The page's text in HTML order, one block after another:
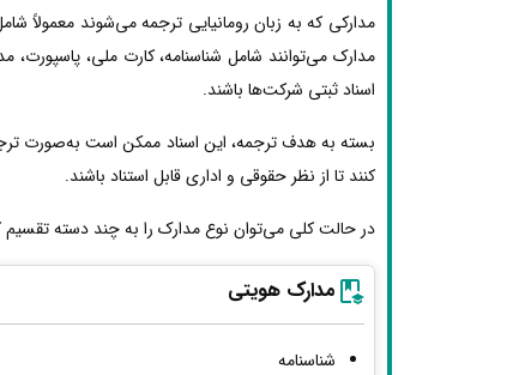
مدارکی که به زبان رومانیایی ترجمه می‌شوند معمولاً
مدارک می‌توانند شامل شناسنامه، کارت ملی، پاسپورت،
اسناد ثبتی شرکت‌ها باشند.
بسته به هدف ترجمه، این اسناد ممکن است به‌صورت
کنند تا از نظر حقوقی و اداری قابل استناد باشند.
در حالت کلی می‌توان نوع مدارک را به چند دسته تقسیم
مدارک هویتی
شناسنامه